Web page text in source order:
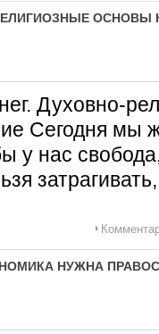
ОСНОВЫ
Духовно-
Сегодня мы
у нас
НУЖНА